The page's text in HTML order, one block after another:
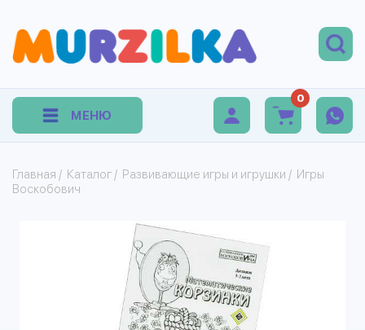
МЕНЮ
0
Главная / Каталог / Развивающие игры и игрушки / Игры
Воскобович